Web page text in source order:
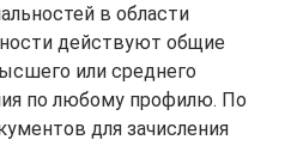
в области
действуют общие
или среднего
по любому профилю. По
для зачисления